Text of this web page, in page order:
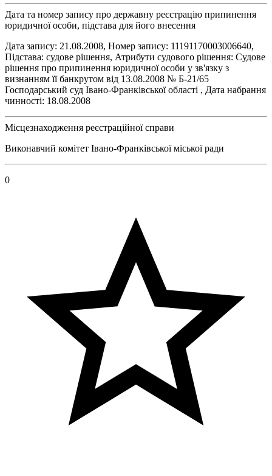
Дата та номер запису про державну реєстрацію припинення
юридичної особи, підстава для його внесення
Дата запису: 21.08.2008, Номер запису: 11191170003006640,
Підстава: судове рішення, Атрибути судового рішення: Судове
рішення про припинення юридичної особи у зв'язку з
визнанням її банкрутом від 13.08.2008 № Б-21/65
Господарський суд Івано-Франківської області , Дата набрання
чинності: 18.08.2008
Місцезнаходження реєстраційної справи
Виконавчий комітет Івано-Франківської міської ради
0